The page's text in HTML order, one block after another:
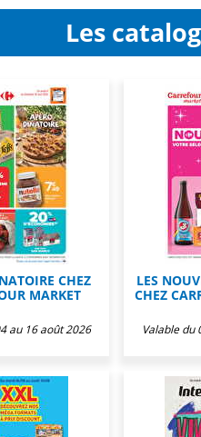
Les
CHEZ
MARKET
au 16 août 2026
LES
CHEZ
Valable du